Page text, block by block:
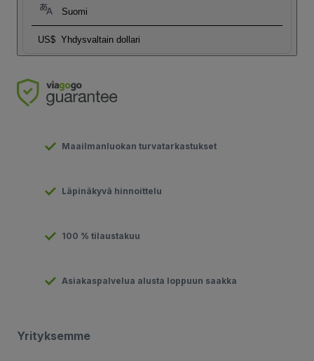
Suomi
US$ Yhdysvaltain dollari
Maailmanluokan turvatarkastukset
Läpinäkyvä hinnoittelu
100 % tilaustakuu
Asiakaspalvelua alusta loppuun saakka
Yrityksemme